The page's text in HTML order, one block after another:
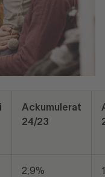
Ackumulerat
24/23
2,9%